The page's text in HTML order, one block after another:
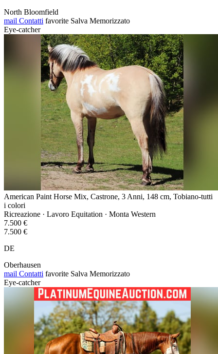
North Bloomfield
mail Contatti favorite Salva Memorizzato
Eye-catcher
American Paint Horse Mix, Castrone, 3 Anni, 148 cm, Tobiano-tutti
i colori
Ricreazione · Lavoro Equitation · Monta Western
7.500 €
7.500 €
DE
Oberhausen
mail Contatti favorite Salva Memorizzato
Eye-catcher